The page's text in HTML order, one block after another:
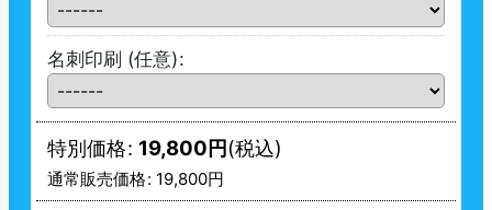
名刺印刷 (任意):
特別価格: 19,800円(税込)
通常販売価格: 19,800円